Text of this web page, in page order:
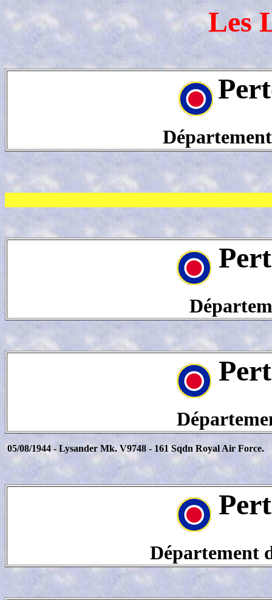
Les
05/08/1944 - Lysander Mk. V9748 - 161 Sqdn Royal Air Force.
Département